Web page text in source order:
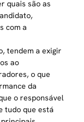
quais são as
com a
tendem a exigir
ao
o que
da
o responsável
tudo que está